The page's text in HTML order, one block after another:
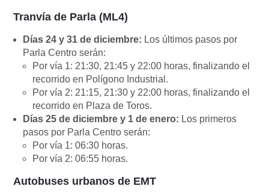
Tranvía de Parla (ML4)
Días 24 y 31 de diciembre: Los últimos pasos por
Parla Centro serán:
Por vía 1: 21:30, 21:45 y 22:00 horas, finalizando el
recorrido en Polígono Industrial.
Por vía 2: 21:15, 21:30 y 22:00 horas, finalizando el
recorrido en Plaza de Toros.
Días 25 de diciembre y 1 de enero: Los primeros
pasos por Parla Centro serán:
Por vía 1: 06:30 horas.
Por vía 2: 06:55 horas.
Autobuses urbanos de EMT